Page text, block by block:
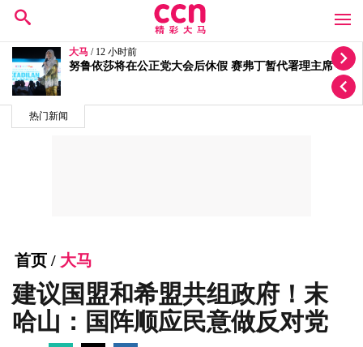
热门新闻
大马 / 15 小时前
质疑选区拨款变成公正党区部基金 李健聪促政府交代
首页 / 大马
建议国盟和希盟共组政府！末
哈山：国阵顺应民意做反对党